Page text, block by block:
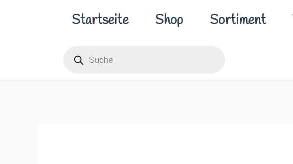
Startseite Shop Sortiment
search